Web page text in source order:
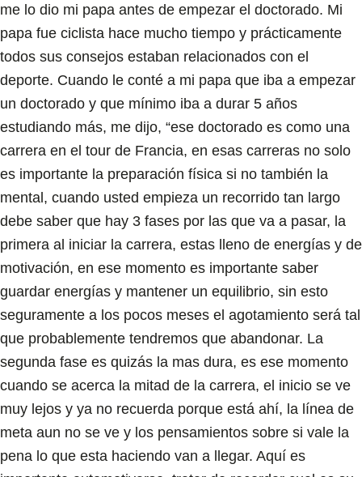
me lo dio mi papa antes de empezar el doctorado. Mi
papa fue ciclista hace mucho tiempo y prácticamente
todos sus consejos estaban relacionados con el
deporte. Cuando le conté a mi papa que iba a empezar
un doctorado y que mínimo iba a durar 5 años
estudiando más, me dijo, “ese doctorado es como una
carrera en el tour de Francia, en esas carreras no solo
es importante la preparación física si no también la
mental, cuando usted empieza un recorrido tan largo
debe saber que hay 3 fases por las que va a pasar, la
primera al iniciar la carrera, estas lleno de energías y de
motivación, en ese momento es importante saber
guardar energías y mantener un equilibrio, sin esto
seguramente a los pocos meses el agotamiento será tal
que probablemente tendremos que abandonar. La
segunda fase es quizás la mas dura, es ese momento
cuando se acerca la mitad de la carrera, el inicio se ve
muy lejos y ya no recuerda porque está ahí, la línea de
meta aun no se ve y los pensamientos sobre si vale la
pena lo que esta haciendo van a llegar. Aquí es